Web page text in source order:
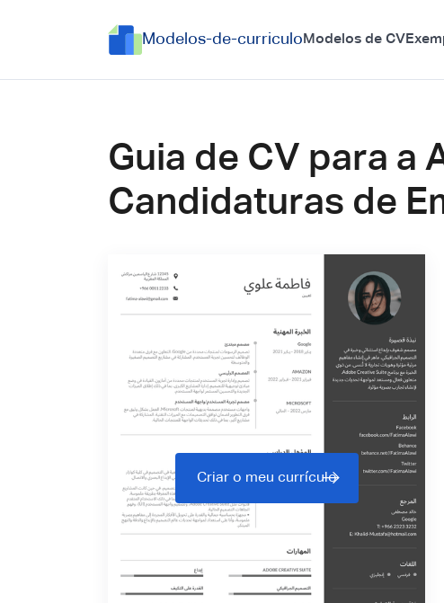
Modelos-de-curriculo Modelos de CV
Guia de CV para a
Candidaturas de
Criar o meu currículo